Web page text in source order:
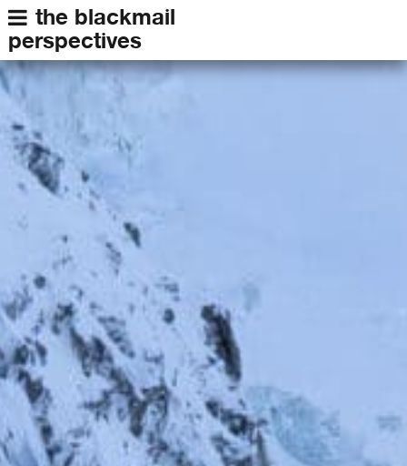
the blackmail
perspectives